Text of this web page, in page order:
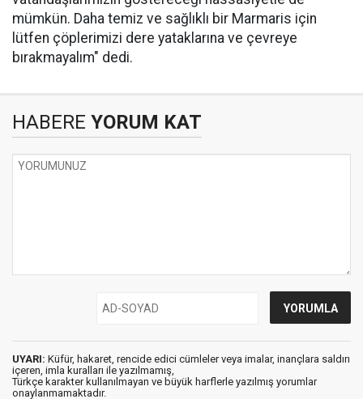
mümkün. Daha temiz ve sağlıklı bir Marmaris için
lütfen çöplerimizi dere yataklarına ve çevreye
bırakmayalım" dedi.
HABERE YORUM KAT
UYARI: Küfür, hakaret, rencide edici cümleler veya imalar, inançlara saldırı
içeren, imla kuralları ile yazılmamış,
Türkçe karakter kullanılmayan ve büyük harflerle yazılmış yorumlar
onaylanmamaktadır.